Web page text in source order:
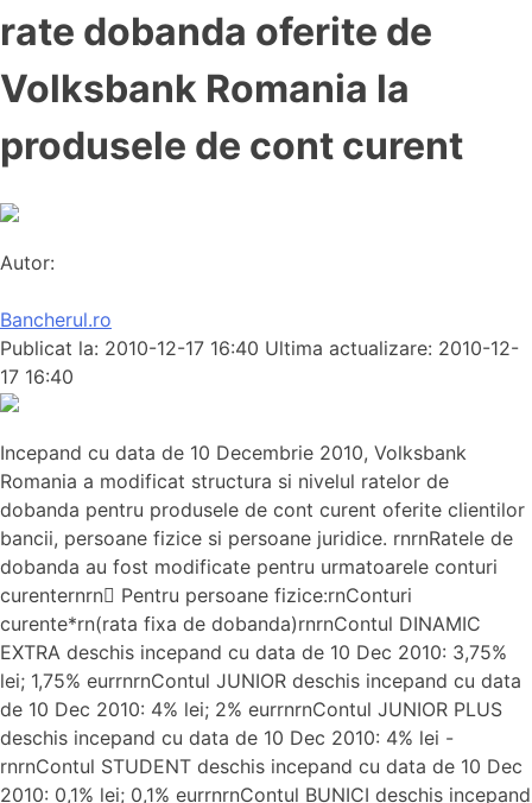
rate dobanda oferite de
Volksbank Romania la
produsele de cont curent
Autor:
Bancherul.ro
Publicat la: 2010-12-17 16:40 Ultima actualizare: 2010-12-
17 16:40
Incepand cu data de 10 Decembrie 2010, Volksbank
Romania a modificat structura si nivelul ratelor de
dobanda pentru produsele de cont curent oferite clientilor
bancii, persoane fizice si persoane juridice. rnrnRatele de
dobanda au fost modificate pentru urmatoarele conturi
curenternrn Pentru persoane fizice:rnConturi
curente*rn(rata fixa de dobanda)rnrnContul DINAMIC
EXTRA deschis incepand cu data de 10 Dec 2010: 3,75%
lei; 1,75% eurrnrnContul JUNIOR deschis incepand cu data
de 10 Dec 2010: 4% lei; 2% eurrnrnContul JUNIOR PLUS
deschis incepand cu data de 10 Dec 2010: 4% lei -
rnrnContul STUDENT deschis incepand cu data de 10 Dec
2010: 0,1% lei; 0,1% eurrnrnContul BUNICI deschis incepand